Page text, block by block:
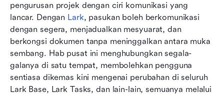
pengurusan projek dengan ciri komunikasi yang
lancar. Dengan Lark, pasukan boleh berkomunikasi
dengan segera, menjadualkan mesyuarat, dan
berkongsi dokumen tanpa meninggalkan antara muka
sembang. Hab pusat ini menghubungkan segala-
galanya di satu tempat, membolehkan pengguna
sentiasa dikemas kini mengenai perubahan di seluruh
Lark Base, Lark Tasks, dan lain-lain, semuanya melalui